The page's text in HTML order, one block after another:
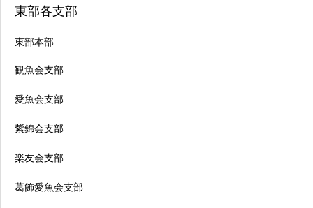
東部各支部
東部本部
観魚会支部
愛魚会支部
紫錦会支部
楽友会支部
葛飾愛魚会支部